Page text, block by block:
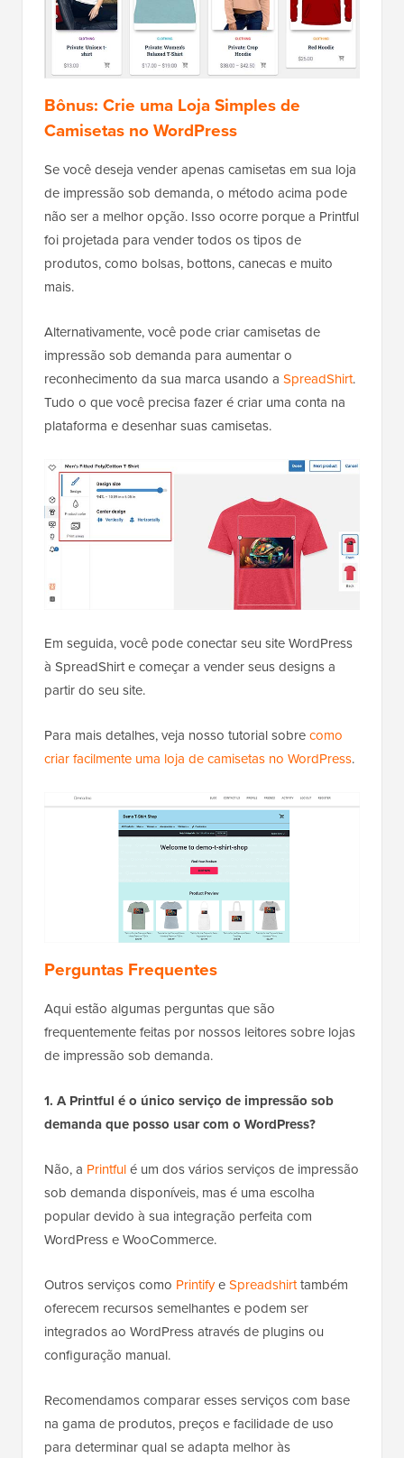
Bônus: Crie uma Loja Simples de
Camisetas no WordPress
Se você deseja vender apenas camisetas em sua loja
de impressão sob demanda, o método acima pode
não ser a melhor opção. Isso ocorre porque a Printful
foi projetada para vender todos os tipos de
produtos, como bolsas, bottons, canecas e muito
mais.
Alternativamente, você pode criar camisetas de
impressão sob demanda para aumentar o
reconhecimento da sua marca usando a SpreadShirt.
Tudo o que você precisa fazer é criar uma conta na
plataforma e desenhar suas camisetas.
Em seguida, você pode conectar seu site WordPress
à SpreadShirt e começar a vender seus designs a
partir do seu site.
Para mais detalhes, veja nosso tutorial sobrecomo
criar facilmente uma loja de camisetas no WordPress.
Perguntas Frequentes
Aqui estão algumas perguntas que são
frequentemente feitas por nossos leitores sobre lojas
de impressão sob demanda.
1. A Printful é o único serviço de impressão sob
demanda que posso usar com o WordPress?
Não, a Printfulé um dos vários serviços de impressão
sob demanda disponíveis, mas é uma escolha
popular devido à sua integração perfeita com
WordPress e WooCommerce.
Outros serviços como PrintifyeSpreadshirttambém
oferecem recursos semelhantes e podem ser
integrados ao WordPress através de plugins ou
configuração manual.
Recomendamos comparar esses serviços com base
na gama de produtos, preços e facilidade de uso
para determinar qual se adapta melhor às